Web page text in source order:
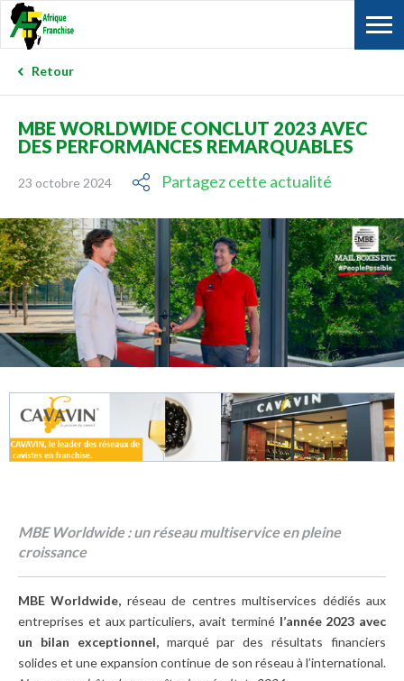
Retour
MBE WORLDWIDE CONCLUT 2023 AVEC
DES PERFORMANCES REMARQUABLES
23 octobre 2024 Partagez cette actualité
MBE Worldwide : un réseau multiservice en pleine
croissance
MBE Worldwide, réseau de centres multiservices dédiés aux
entreprises et aux particuliers, avait terminé l’année 2023 avec
un bilan exceptionnel,marqué par des résultats financiers
solides et une expansion continue de son réseau à l’international.